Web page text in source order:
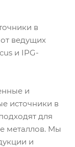
в
ведущих
и IPG-
и
источники в
для
металлов. Мы
и